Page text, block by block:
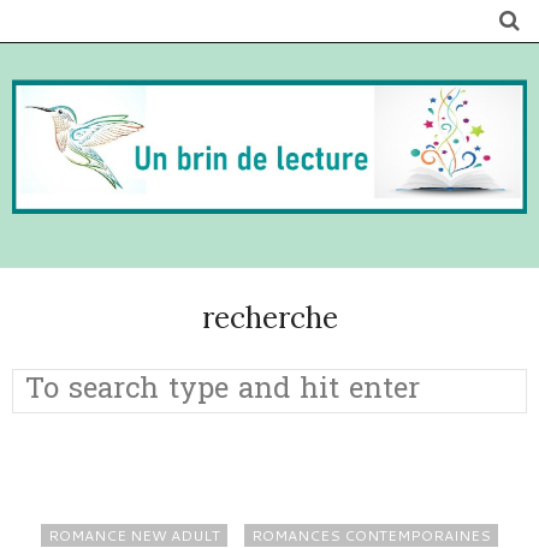
recherche
ROMANCE NEW ADULT ROMANCES CONTEMPORAINES